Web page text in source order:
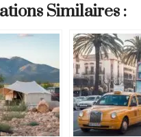
Similaires :